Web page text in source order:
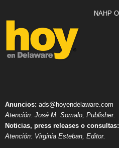
NAHP
Anuncios: ads@hoyendelaware.com
Atención: José M. Somalo, Publisher.
Noticias, press releases o consultas:
Atención: Virginia Esteban, Editor.